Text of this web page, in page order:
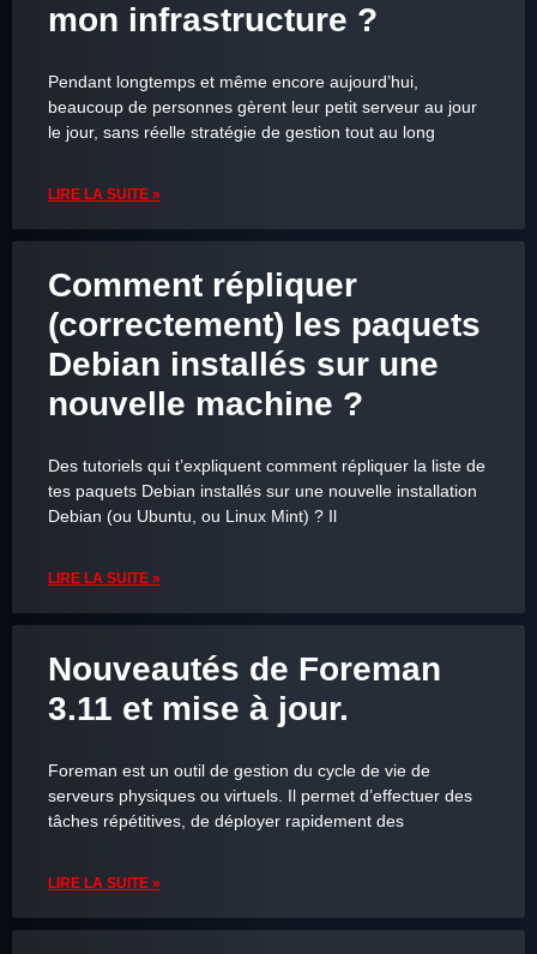
mon infrastructure ?
Pendant longtemps et même encore aujourd’hui,
beaucoup de personnes gèrent leur petit serveur au jour
le jour, sans réelle stratégie de gestion tout au long
LIRE LA SUITE »
Comment répliquer
(correctement) les paquets
Debian installés sur une
nouvelle machine ?
Des tutoriels qui t’expliquent comment répliquer la liste de
tes paquets Debian installés sur une nouvelle installation
Debian (ou Ubuntu, ou Linux Mint) ? Il
LIRE LA SUITE »
Nouveautés de Foreman
3.11 et mise à jour.
Foreman est un outil de gestion du cycle de vie de
serveurs physiques ou virtuels. Il permet d’effectuer des
tâches répétitives, de déployer rapidement des
LIRE LA SUITE »